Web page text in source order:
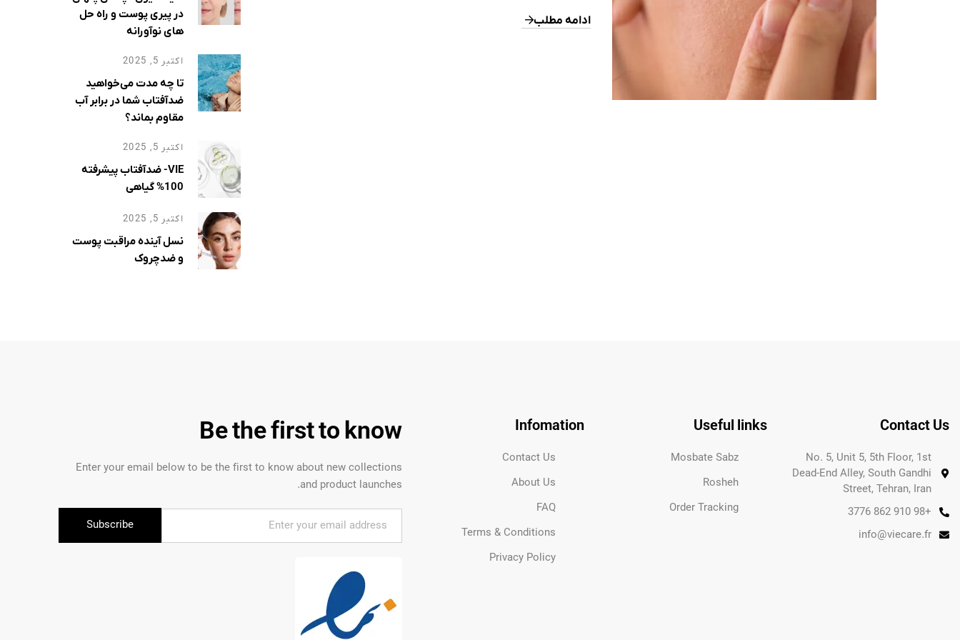
ادامه مطلب
در پیری پوست و راه حل
های نوآورانه
اکتبر 5, 2025
تا چه مدت می‌خواهید
ضدآفتاب شما در برابر آب
مقاوم بماند؟
اکتبر 5, 2025
VIE- ضدآفتاب پیشرفته
100% گیاهی
اکتبر 5, 2025
نسل آینده مراقبت پوست
و ضدچروک
Contact Us
No. 5, Unit 5, 5th Floor, 1st
Dead-End Alley, South Gandhi
Street, Tehran, Iran
+98 910 862 3776
info@viecare.fr
Useful links
Mosbate Sabz
Rosheh
Order Tracking
Infomation
Contact Us
About Us
FAQ
Terms & Conditions
Privacy Policy
Be the first to know
Enter your email below to be the first to know about new collections
and product launches.
Subscribe